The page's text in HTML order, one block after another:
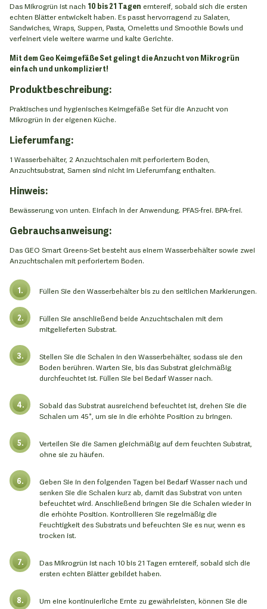
Das Mikrogrün ist nach 10 bis 21 Tagen erntereif, sobald sich die ersten
echten Blätter entwickelt haben. Es passt hervorragend zu Salaten,
Sandwiches, Wraps, Suppen, Pasta, Omeletts und Smoothie Bowls und
verfeinert viele weitere warme und kalte Gerichte.
Mit dem Geo Keimgefäße Set gelingt die Anzucht von Mikrogrün
einfach und unkompliziert!
Produktbeschreibung:
Praktisches und hygienisches Keimgefäße Set für die Anzucht von
Mikrogrün in der eigenen Küche.
Lieferumfang:
1 Wasserbehälter, 2 Anzuchtschalen mit perforiertem Boden,
Anzuchtsubstrat, Samen sind nicht im Lieferumfang enthalten.
Hinweis:
Bewässerung von unten. Einfach in der Anwendung. PFAS-frei. BPA-frei.
Gebrauchsanweisung:
Das GEO Smart Greens-Set besteht aus einem Wasserbehälter sowie zwei
Anzuchtschalen mit perforiertem Boden.
Füllen Sie den Wasserbehälter bis zu den seitlichen Markierungen.
Füllen Sie anschließend beide Anzuchtschalen mit dem
mitgelieferten Substrat.
Stellen Sie die Schalen in den Wasserbehälter, sodass sie den
Boden berühren. Warten Sie, bis das Substrat gleichmäßig
durchfeuchtet ist. Füllen Sie bei Bedarf Wasser nach.
Sobald das Substrat ausreichend befeuchtet ist, drehen Sie die
Schalen um 45°, um sie in die erhöhte Position zu bringen.
Verteilen Sie die Samen gleichmäßig auf dem feuchten Substrat,
ohne sie zu häufen.
Geben Sie in den folgenden Tagen bei Bedarf Wasser nach und
senken Sie die Schalen kurz ab, damit das Substrat von unten
befeuchtet wird. Anschließend bringen Sie die Schalen wieder in
die erhöhte Position. Kontrollieren Sie regelmäßig die
Feuchtigkeit des Substrats und befeuchten Sie es nur, wenn es
trocken ist.
Das Mikrogrün ist nach 10 bis 21 Tagen erntereif, sobald sich die
ersten echten Blätter gebildet haben.
Um eine kontinuierliche Ernte zu gewährleisten, können Sie die